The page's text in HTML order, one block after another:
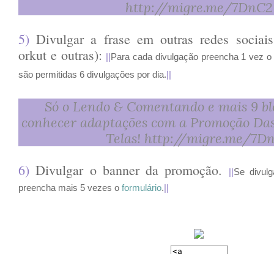
http://migre.me/7DnC2
5)Divulgar a frase em outras redes
orkut e outras):
Para cada divulgação preencha 1 vez o
são permitidas 6 divulgações por dia.
Só o Lendo & Comentando e mais 9
conhecer adaptações com a Promoção
Telas! http://migre.me/
6) Divulgar o banner da promoção.
Se
preencha mais 5 vezes o formulário.